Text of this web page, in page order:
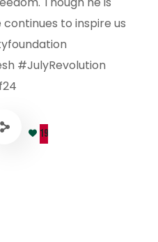
to inspire us
#JulyRevolution
19